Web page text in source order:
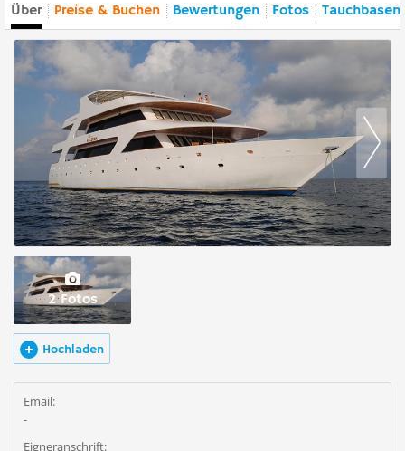
Über Preise & Buchen Bewertungen Fotos
2 Fotos
Hochladen
Email:
-
Eigneranschrift: